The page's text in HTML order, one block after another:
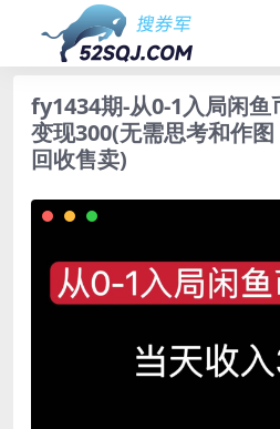
fy1434期-从0-1入局闲鱼
变现300(无需思考和作
回收售卖)